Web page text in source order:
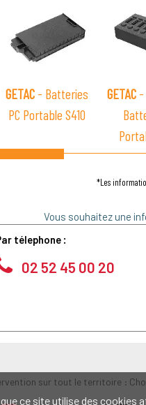
ce site utilise des
GETAC - Batteries
PC Portable S410
GETAC-
*Les
Vous souhaitez une
télephone :
02 52 45 00 20
sur tout le territoire :